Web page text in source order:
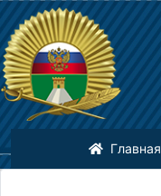
Главная